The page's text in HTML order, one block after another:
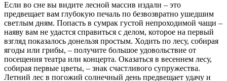
Если во сне вы видите лесной массив издали – это
предвещает вам глубокую печаль по безвозвратно ушедшим
светлым дням. Попасть в сумрак густой непроходимой чащи –
наяву вам не удастся справиться с делом, которое на первый
взгляд показалось донельзя простым. Ходить по лесу, собирая
ягоды или грибы, – получите большое удовольствие от
посещения театра или концерта. Оказаться в весеннем лесу,
собирая первые цветы, – знак счастливого супружества.
Летний лес в погожий солнечный день предвещает удачу и